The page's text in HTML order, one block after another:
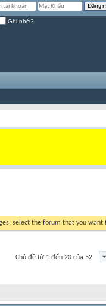
Ghi nhớ?
select the forum that you
Chủ đề từ 1 đến 20 của 52